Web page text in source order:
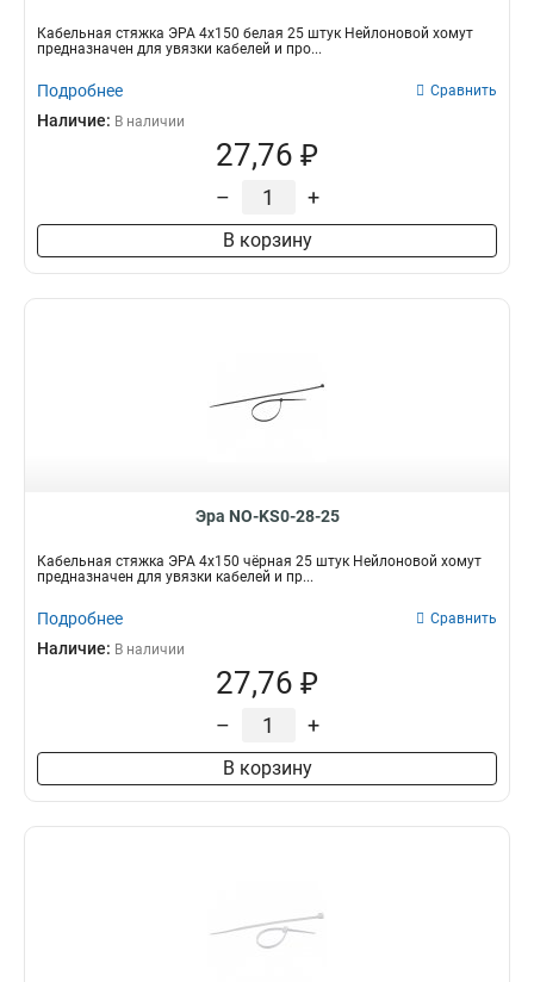
Кабельная стяжка ЭРА 4х150 белая 25 штук Нейлоновой хомут
предназначен для увязки кабелей и про...
Подробнее Сравнить
Наличие: В наличии
27,76 ₽
– +
В корзину
Эра NO-KS0-28-25
Кабельная стяжка ЭРА 4х150 чёрная 25 штук Нейлоновой хомут
предназначен для увязки кабелей и пр...
Подробнее Сравнить
Наличие: В наличии
27,76 ₽
– +
В корзину